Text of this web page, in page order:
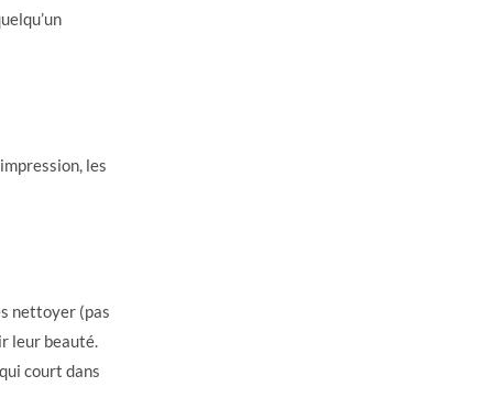
les
nettoyer (pas
leur beauté.
court dans